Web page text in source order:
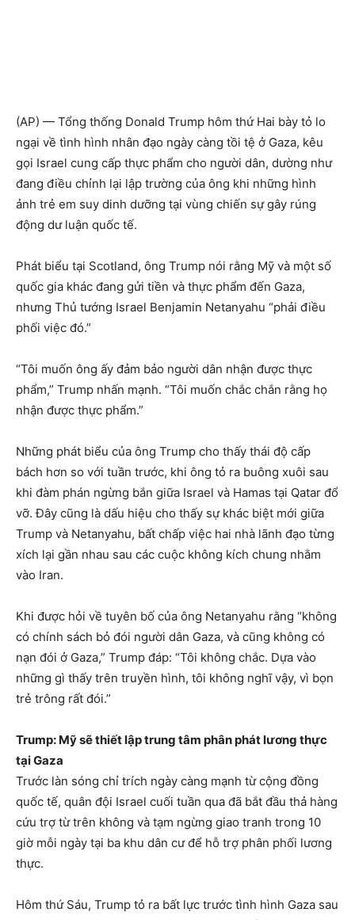
(AP) — Tổng thống Donald Trump hôm thứ Hai bày tỏ lo
ngại về tình hình nhân đạo ngày càng tồi tệ ở Gaza, kêu
gọi Israel cung cấp thực phẩm cho người dân, dường như
đang điều chỉnh lại lập trường của ông khi những hình
ảnh trẻ em suy dinh dưỡng tại vùng chiến sự gây rúng
động dư luận quốc tế.
Phát biểu tại Scotland, ông Trump nói rằng Mỹ và một số
quốc gia khác đang gửi tiền và thực phẩm đến Gaza,
nhưng Thủ tướng Israel Benjamin Netanyahu “phải điều
phối việc đó.”
“Tôi muốn ông ấy đảm bảo người dân nhận được thực
phẩm,” Trump nhấn mạnh. “Tôi muốn chắc chắn rằng họ
nhận được thực phẩm.”
Những phát biểu của ông Trump cho thấy thái độ cấp
bách hơn so với tuần trước, khi ông tỏ ra buông xuôi sau
khi đàm phán ngừng bắn giữa Israel và Hamas tại Qatar đổ
vỡ. Đây cũng là dấu hiệu cho thấy sự khác biệt mới giữa
Trump và Netanyahu, bất chấp việc hai nhà lãnh đạo từng
xích lại gần nhau sau các cuộc không kích chung nhằm
vào Iran.
Khi được hỏi về tuyên bố của ông Netanyahu rằng “không
có chính sách bỏ đói người dân Gaza, và cũng không có
nạn đói ở Gaza,” Trump đáp: “Tôi không chắc. Dựa vào
những gì thấy trên truyền hình, tôi không nghĩ vậy, vì bọn
trẻ trông rất đói.”
Trump: Mỹ sẽ thiết lập trung tâm phân phát lương thực
tại Gaza
Trước làn sóng chỉ trích ngày càng mạnh từ cộng đồng
quốc tế, quân đội Israel cuối tuần qua đã bắt đầu thả hàng
cứu trợ từ trên không và tạm ngừng giao tranh trong 10
giờ mỗi ngày tại ba khu dân cư để hỗ trợ phân phối lương
thực.
Hôm thứ Sáu, Trump tỏ ra bất lực trước tình hình Gaza sau